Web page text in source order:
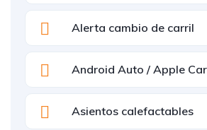
Alerta cambio de carril
Android Auto / Apple
Asientos calefactables